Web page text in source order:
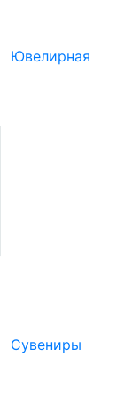
Ювелирная
Сувениры